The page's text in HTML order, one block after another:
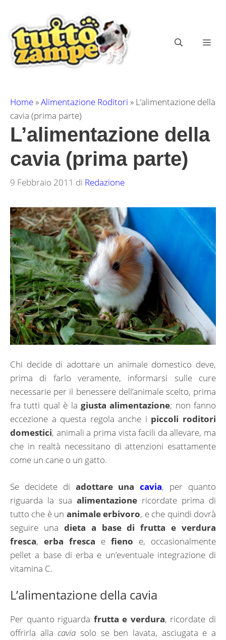
contenuto
Home»Alimentazione Roditori » L’alimentazione della
cavia (prima parte)
L’alimentazione della
cavia (prima parte)
9 Febbraio 2011 di Redazione
Chi decide di adottare un animale domestico deve,
prima di farlo veramente, informarsi sulle cure
necessarie per il benessere dell’animale scelto, prima
fra tutti qual è la giusta alimentazione; non fanno
eccezione a questa regola anche i piccoli roditori
domestici, animali a prima vista facili da allevare, ma
che in realtà necessitano di attenzioni esattamente
come un cane o un gatto.
Se decidete di adottare unacavia, per quanto
riguarda la sua alimentazione ricordate prima di
tutto che è un animale erbivoro, e che quindi dovrà
seguire una dieta a base di frutta e verdura
fresca, erba fresca e fieno e, occasionalmente
pellet a base di erba e un’eventuale integrazione di
vitamina C.
L’alimentazione della cavia
Per quanto riguarda frutta e verdura, ricordate di
offrirla allacavia solo se ben lavata, asciugata e a